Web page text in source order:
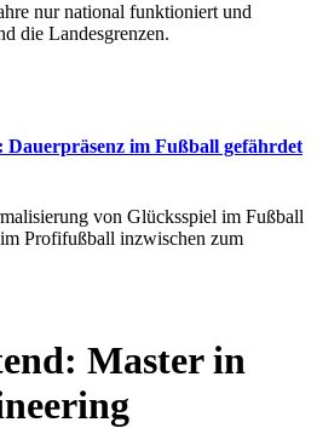
nur national funktioniert und
die Landesgrenzen.
im Fußball gefährdet
von Glücksspiel im Fußball
Profifußball inzwischen zum
Master in